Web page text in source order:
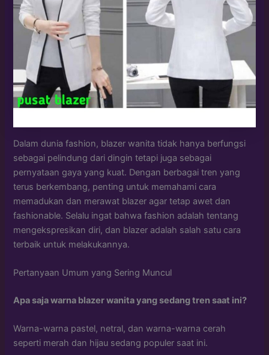
Dalam dunia fashion, blazer wanita tidak hanya berfungsi
sebagai pelindung dari dingin tetapi juga sebagai
pernyataan gaya yang kuat. Dengan berbagai tren yang
terus berkembang, penting untuk memahami cara
memadukan dan merawat blazer agar tetap awet dan
fashionable. Selalu ingat bahwa fashion adalah tentang
mengekspresikan diri, dan blazer adalah salah satu cara
terbaik untuk melakukannya.
Pertanyaan Umum yang Sering Muncul
Apa saja warna blazer wanita yang sedang tren saat ini?
Warna-warna pastel, netral, dan warna-warna cerah
seperti merah dan hijau sedang populer saat ini.